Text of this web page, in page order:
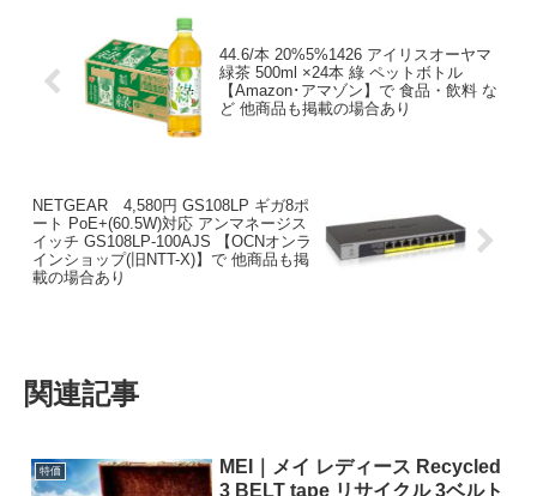
44.6/本 20%5%1426 アイリスオーヤマ
緑茶 500ml ×24本 綠 ペットボトル
【Amazon･アマゾン】で 食品・飲料 な
ど 他商品も掲載の場合あり
NETGEAR 4,580円 GS108LP ギガ8ポ
ート PoE+(60.5W)対応 アンマネージス
イッチ GS108LP-100AJS 【OCNオンラ
インショップ(旧NTT-X)】で 他商品も掲
載の場合あり
関連記事
特価
MEI｜メイ レディース Recycled
3 BELT tape リサイクル 3ベルト